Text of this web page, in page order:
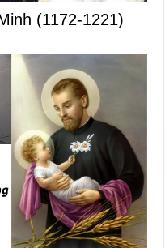
(1172-1221)